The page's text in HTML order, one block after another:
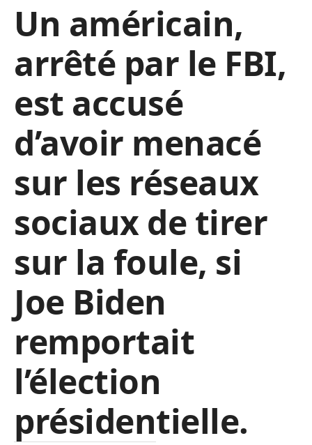
Un américain,
arrêté par le FBI,
est accusé
d’avoir menacé
sur les réseaux
sociaux de tirer
sur la foule, si
Joe Biden
remportait
l’élection
présidentielle.